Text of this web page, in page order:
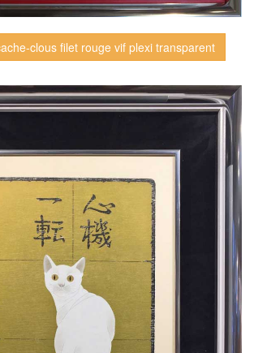
clous filet rouge vif plexi transparent